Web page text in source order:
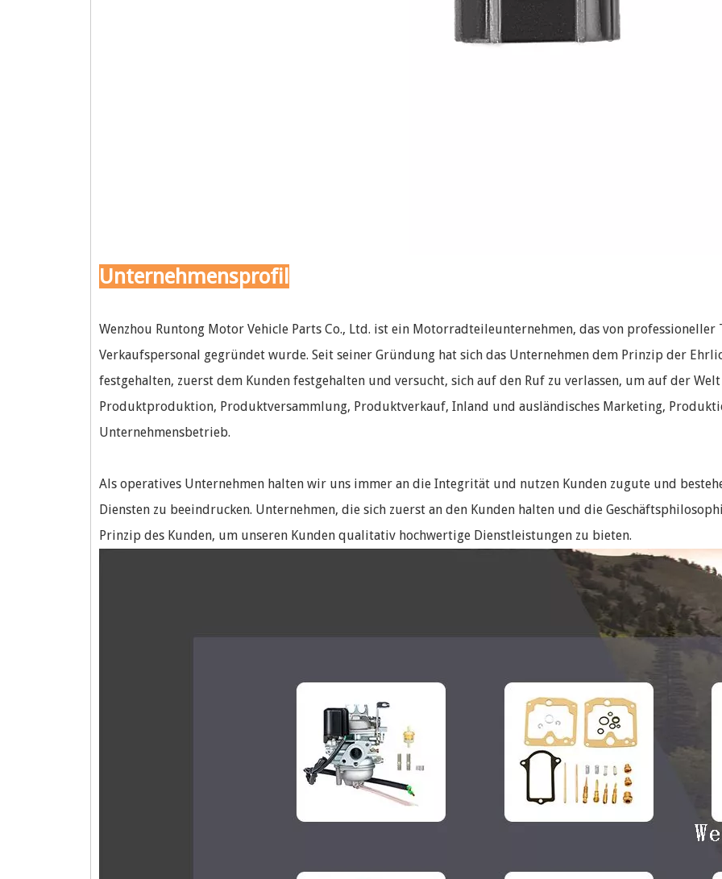
Unternehmensprofil
Wenzhou Runtong Motor Vehicle Parts Co., Ltd. ist ein Motorradteileunternehmen, das von
Verkaufspersonal gegründet wurde. Seit seiner Gründung hat sich das Unternehmen dem Prinzip der
festgehalten, zuerst dem Kunden festgehalten und versucht, sich auf den Ruf zu verlassen, um auf der
Produktproduktion, Produktversammlung, Produktverkauf, Inland und ausländisches Marketing,
Unternehmensbetrieb.
Als operatives Unternehmen halten wir uns immer an die Integrität und nutzen Kunden zugute und
Diensten zu beeindrucken. Unternehmen, die sich zuerst an den Kunden halten und die
Prinzip des Kunden, um unseren Kunden qualitativ hochwertige Dienstleistungen zu bieten.